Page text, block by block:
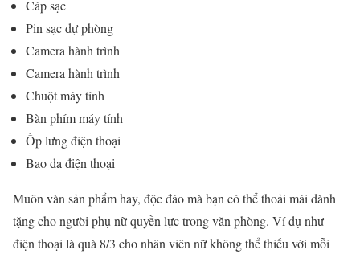
Cáp sạc
Pin sạc dự phòng
Camera hành trình
Camera hành trình
Chuột máy tính
Bàn phím máy tính
Ốp lưng điện thoại
Bao da điện thoại
Muôn vàn sản phẩm hay, độc đáo mà bạn có thể thoải mái dành
tặng cho người phụ nữ quyền lực trong văn phòng. Ví dụ như
điện thoại là quà 8/3 cho nhân viên nữ không thể thiếu với mỗi